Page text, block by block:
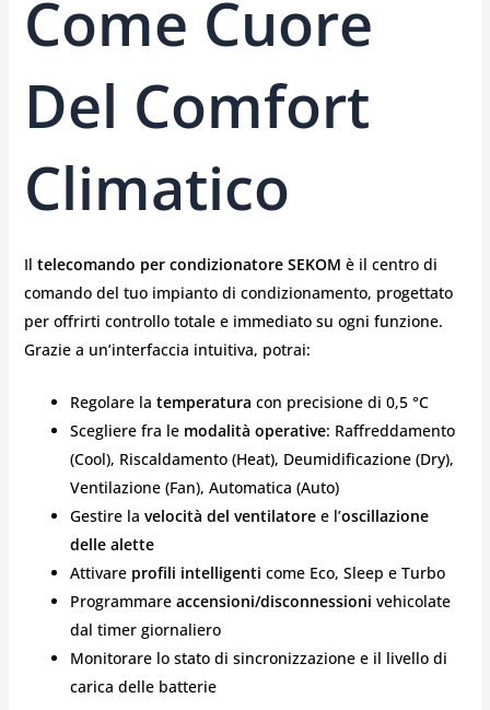
Come Cuore
Del Comfort
Climatico
Il telecomando per condizionatore SEKOM è il centro di
comando del tuo impianto di condizionamento, progettato
per offrirti controllo totale e immediato su ogni funzione.
Grazie a un’interfaccia intuitiva, potrai:
Regolare la temperatura con precisione di 0,5 °C
Scegliere fra le modalità operative: Raffreddamento
(Cool), Riscaldamento (Heat), Deumidificazione (Dry),
Ventilazione (Fan), Automatica (Auto)
Gestire la velocità del ventilatoree l’oscillazione
delle alette
Attivare profili intelligenti come Eco, Sleep e Turbo
Programmare accensioni/disconnessioni vehicolate
dal timer giornaliero
Monitorare lo stato di sincronizzazione e il livello di
carica delle batterie